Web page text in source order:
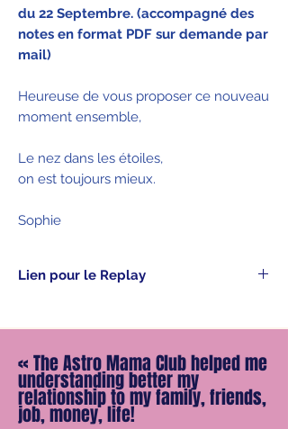
du 22 Septembre. (accompagné des
notes en format PDF sur demande par
mail)
Heureuse de vous proposer ce nouveau
moment ensemble,
Le nez dans les étoiles,
on est toujours mieux.
Sophie
Lien pour le Replay
dans le PDF à télécharger, dans votre
achat et également par mail.
Belle découverte.
« The Astro Mama Club helped me
understanding better my
relationship to my family, friends,
job, money, life!